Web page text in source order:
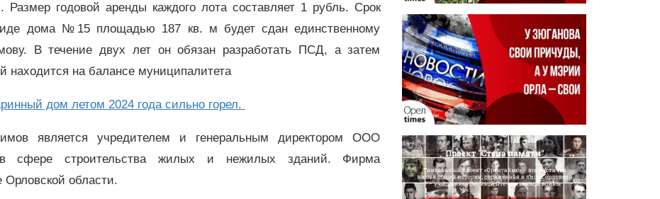
годовой аренды каждого лота составляет 1 рубль. Срок
дома №15 площадью 187 кв. м будет сдан единственному
В течение двух лет он обязан разработать ПСД, а затем
находится на балансе муниципалитета
дом летом 2024 года сильно горел.
является учредителем и генеральным директором ООО
в сфере строительства жилых и нежилых зданий. Фирма
Орловской области.